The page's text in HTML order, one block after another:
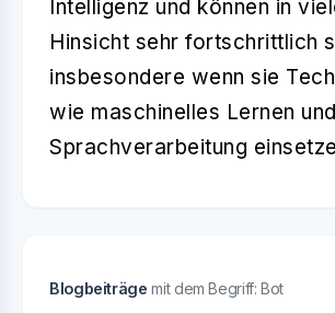
Intelligenz und können in
Hinsicht sehr fortschrittlich
insbesondere wenn sie
wie maschinelles Lernen
Sprachverarbeitung
Blogbeiträgemit dem Begriff: Bot